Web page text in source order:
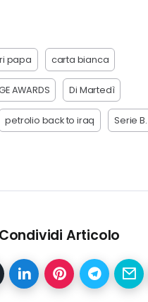
papa carta bianca
AWARDS Di Martedì
petrolio back to iraq Serie
Condividi Articolo